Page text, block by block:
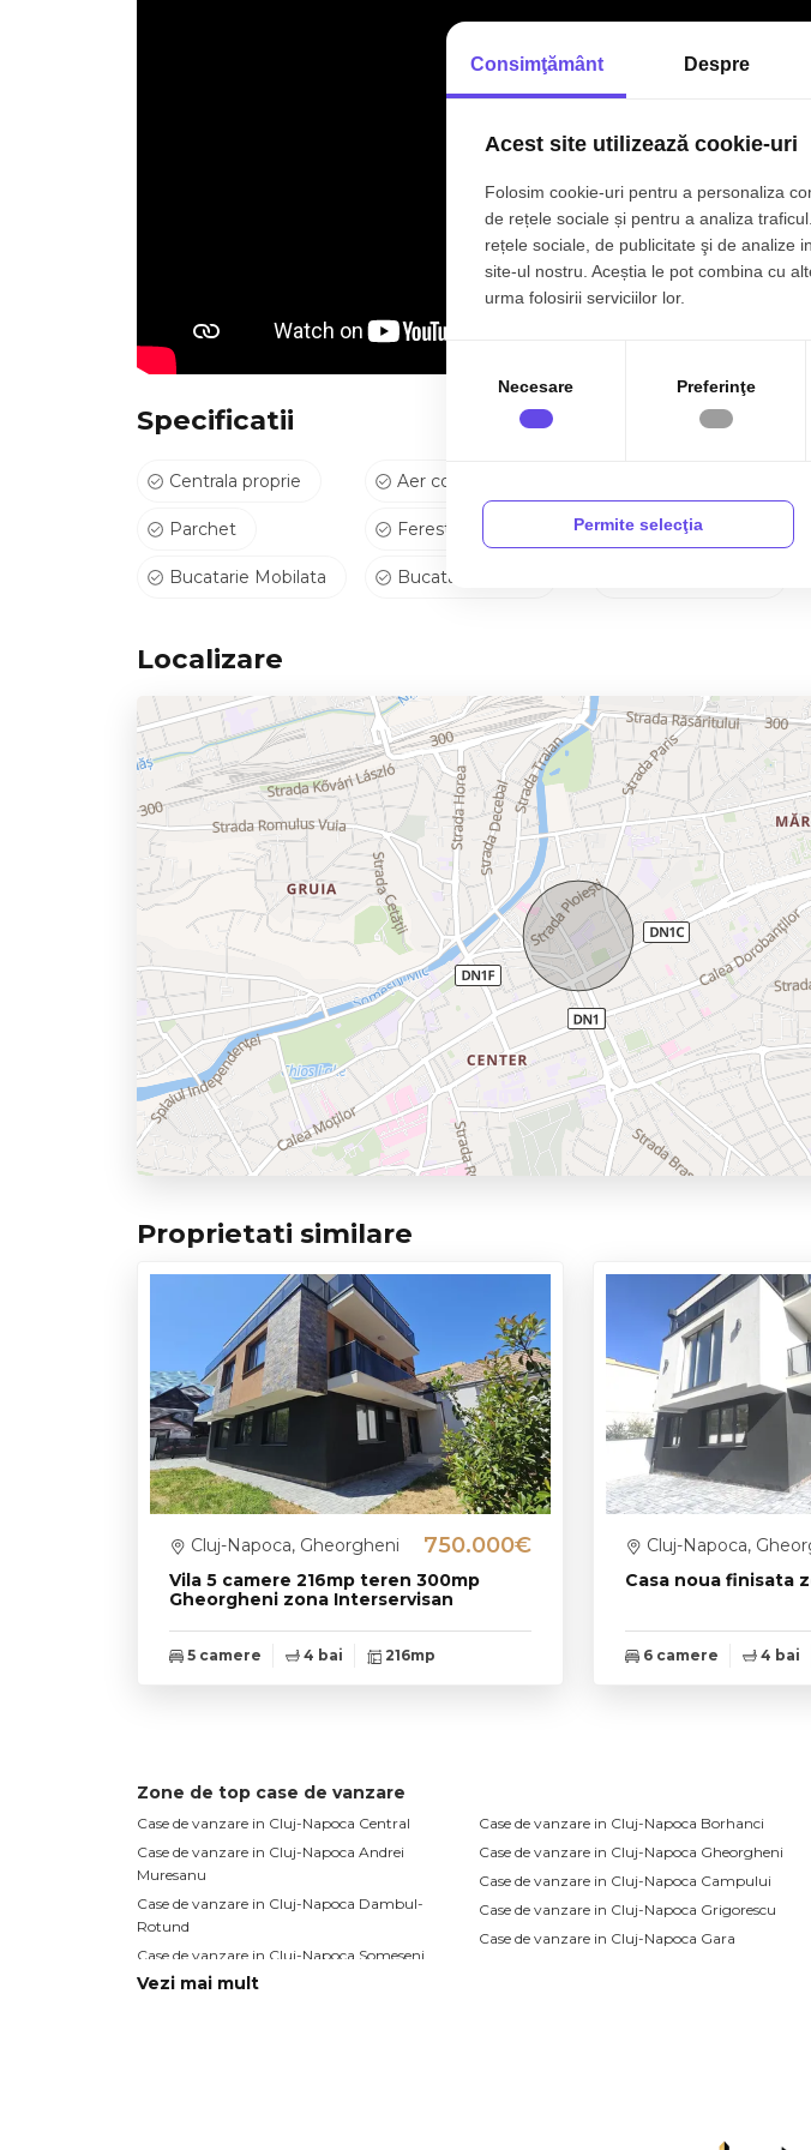
=> Exterior: Curte cu foisor oferind o oaza de liniste si intimitate rara pentru zona
CONDITII JURIDICE FINANCIARE SI POLITICI:
Transparenta Juridica: Proprietatea este intabulata libera de sarcini.
=> Parcare: Proprietatea dispune de 2 locuri de parcare externe.
Va invitam sa programati o vizionare pentru a descoperi potentialul acestei
Specificatii
Centrala proprie Aer conditionat
Parchet Ferestre PVC Dressing
Bucatarie Mobilata Bucatarie Utilata
Localizare
Proprietati similare
Vila 5 camere 216mp teren 300mp
Gheorgheni zona Interservisan
Cluj-Napoca, Gheorgheni 750.000€
5 camere 4 bai 216mp
Casa noua finisata
Cluj-Napoca,
6 camere 4 bai
Zone de top case de vanzare
Case de vanzare in Cluj-Napoca Central
Case de vanzare in Cluj-Napoca Andrei
Muresanu
Case de vanzare in Cluj-Napoca Dambul-
Rotund
Case de vanzare in Cluj-Napoca Someseni
Case de vanzare in Cluj-Napoca Buna-Ziua
Case de vanzare in Cluj-Napoca Borhanci
Case de vanzare in Cluj-Napoca Gheorgheni
Case de vanzare in Cluj-Napoca Campului
Case de vanzare in Cluj-Napoca Grigorescu
Case de vanzare in Cluj-Napoca Gara
Vezi mai mult
Consimţământ Despre
Acest site utilizează cookie-uri
Folosim cookie-uri pentru a personaliza
de rețele sociale și pentru a analiza
rețele sociale, de publicitate şi de analize
site-ul nostru. Aceștia le pot combina cu
urma folosirii serviciilor lor.
Necesare Preferinţe
Permite selecţia